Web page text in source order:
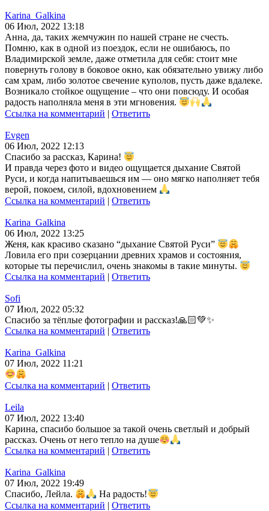
Karina_Galkina
06 Июл, 2022 13:18
Анна, да, таких жемчужин по нашей стране не счесть.
Помню, как в одной из поездок, если не ошибаюсь, по
Владимирской земле, даже отметила для себя: стоит мне
повернуть голову в боковое окно, как обязательно увижу либо
сам храм, либо золотое свечение куполов, пусть даже вдалеке.
Возникало стойкое ощущение – что они повсюду. И особая
радость наполняла меня в эти мгновения.
Ссылка на комментарий | Ответить
Evgen
06 Июл, 2022 12:13
Спасибо за рассказ, Карина!
И правда через фото и видео ощущается дыхание Святой
Руси, и когда напитываешься им — оно мягко наполняет тебя
верой, покоем, силой, вдохновением
Ссылка на комментарий | Ответить
Karina_Galkina
06 Июл, 2022 13:25
Женя, как красиво сказано “дыхание Святой Руси”
Ловила его при созерцании древних храмов и состояния,
которые ты перечислил, очень знакомы в такие минуты.
Ссылка на комментарий | Ответить
Sofi
07 Июл, 2022 05:32
Спасибо за тёплые фотографии и рассказ!🙏🏻💚✨
Ссылка на комментарий | Ответить
Karina_Galkina
07 Июл, 2022 11:21
Ссылка на комментарий | Ответить
Leila
07 Июл, 2022 13:40
Карина, спасибо большое за такой очень светлый и добрый
рассказ. Очень от него тепло на душе
Ссылка на комментарий | Ответить
Karina_Galkina
07 Июл, 2022 19:49
Спасибо, Лейла.
На радость!
Ссылка на комментарий | Ответить